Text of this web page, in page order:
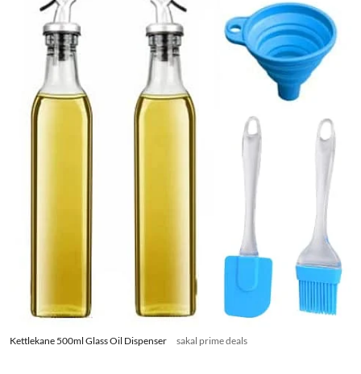
Kettlekane 500ml Glass Oil Dispenser sakal prime deals